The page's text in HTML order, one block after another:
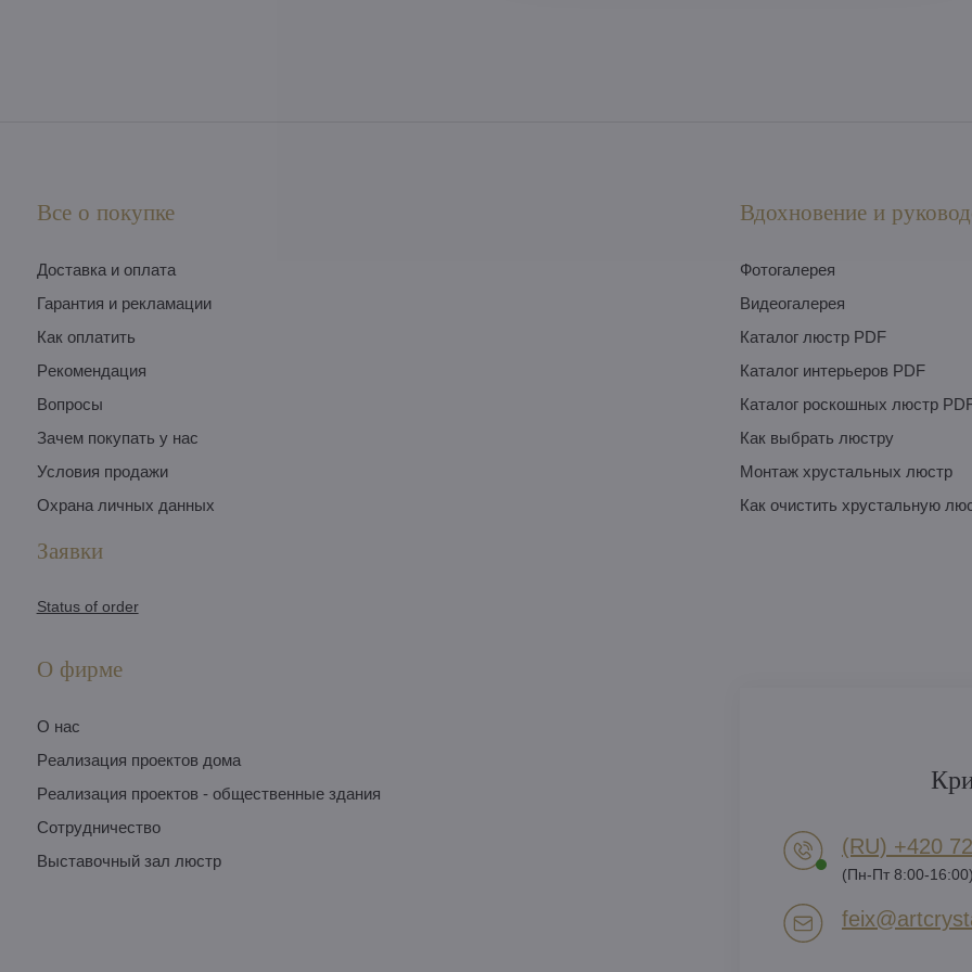
Все о покупке
Доставка и оплата
Гарантия и рекламации
Как оплатить
Pекомендация
Вопросы
Зачем покупать у нас
Условия продажи
Охрана личных данных
Заявки
Status of order
Вдохновение и
Фотогалерея
Видеогалерея
Каталог люстр PDF
Каталог интерьеров PDF
Каталог роскошных люстр
Как выбрать люстру
Монтаж хрустальных люстр
Как очистить хрустальную
О фирме
O нас
Pеализация проектов дома
Pеализация проектов - общественные здания
Сотрудничество
Выставочный зал люстр
(RU) +420
(Пн-Пт 8:00-16:00)